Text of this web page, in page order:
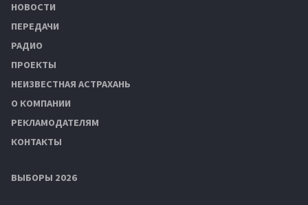
НОВОСТИ
ПЕРЕДАЧИ
РАДИО
ПРОЕКТЫ
НЕИЗВЕСТНАЯ АСТРАХАНЬ
О КОМПАНИИ
РЕКЛАМОДАТЕЛЯМ
КОНТАКТЫ
ВЫБОРЫ 2026